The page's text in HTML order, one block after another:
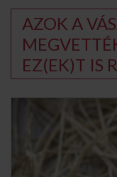
AZOK A
EZ(EK)T IS